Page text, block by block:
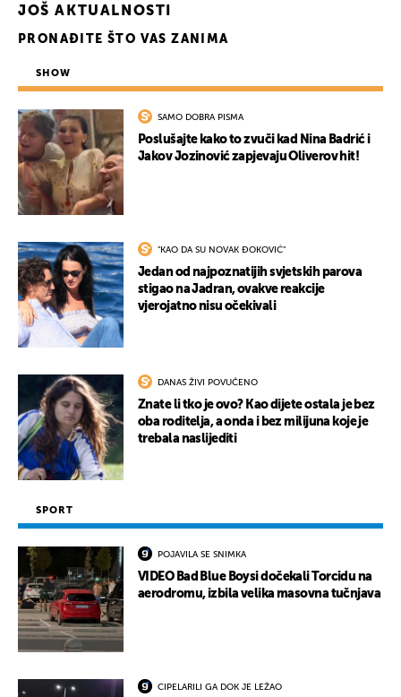
JOŠ AKTUALNOSTI
PRONAĐITE ŠTO VAS ZANIMA
SHOW
SAMO DOBRA PISMA
Poslušajte kako to zvuči kad Nina Badrić i
Jakov Jozinović zapjevaju Oliverov hit!
"KAO DA SU NOVAK ĐOKOVIĆ"
Jedan od najpoznatijih svjetskih parova
stigao na Jadran, ovakve reakcije
vjerojatno nisu očekivali
DANAS ŽIVI POVUČENO
Znate li tko je ovo? Kao dijete ostala je bez
oba roditelja, a onda i bez milijuna koje je
trebala naslijediti
SPORT
POJAVILA SE SNIMKA
VIDEO Bad Blue Boysi dočekali Torcidu na
aerodromu, izbila velika masovna tučnjava
CIPELARILI GA DOK JE LEŽAO